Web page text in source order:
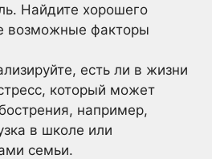
Найдите хорошего
возможные факторы
есть ли в жизни
который может
например,
в школе или
семьи.